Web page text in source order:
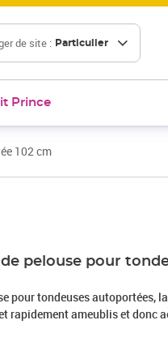
de site : Particulier
Prince
102 cm
pelouse pour
pour tondeuses autoportées,
rapidement ameublis et donc
le sol afin que les plantes